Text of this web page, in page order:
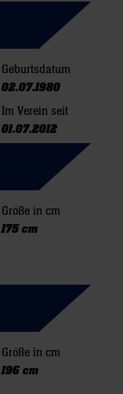
Geburtsdatum
02.07.1980
Im Verein seit
01.07.2012
Größe in cm
175 cm
Größe in cm
196 cm